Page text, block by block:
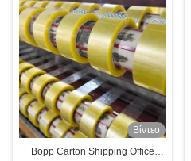
Βίντεο
Bopp Carton Shipping Office